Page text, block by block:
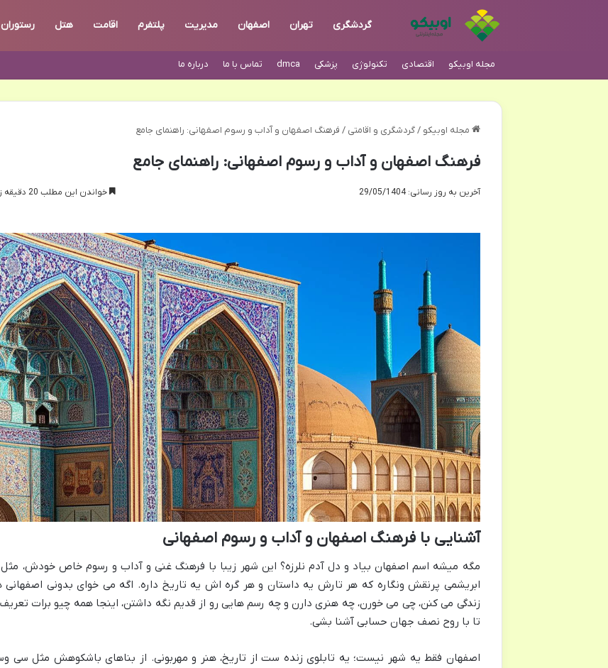
گردشگری تهران اصفهان مدیریت پلتفرم اقامت هتل رستوران
مجله اوبیکو اقتصادی تکنولوژی پزشکی dmca تماس با ما درباره ما
مجله اوبیکو / گردشگری و اقامتی / فرهنگ اصفهان و آداب و رسوم اصفهانی: راهنمای جامع
فرهنگ اصفهان و آداب و رسوم اصفهانی: راهنمای جامع
آخرین به روز رسانی: 29/05/1404 خواندن این مطلب 20 دقیقه زمان میبرد
آشنایی با فرهنگ اصفهان و آداب و رسوم اصفهانی
مگه میشه اسم اصفهان بیاد و دل آدم نلرزه؟ این شهر زیبا با فرهنگ غنی و آداب و رسوم خاص خودش، مثل
ابریشمی پرنقش ونگاره که هر تارش یه داستان و هر گره اش یه تاریخ داره. اگه می خوای بدونی اصفهانی
زندگی می کنن، چی می خورن، چه هنری دارن و چه رسم هایی رو از قدیم نگه داشتن، اینجا همه چیو برات
تا با روح نصف جهان حسابی آشنا بشی.
اصفهان فقط یه شهر نیست؛ یه تابلوی زنده ست از تاریخ، هنر و مهربونی. از بناهای باشکوهش مثل سی